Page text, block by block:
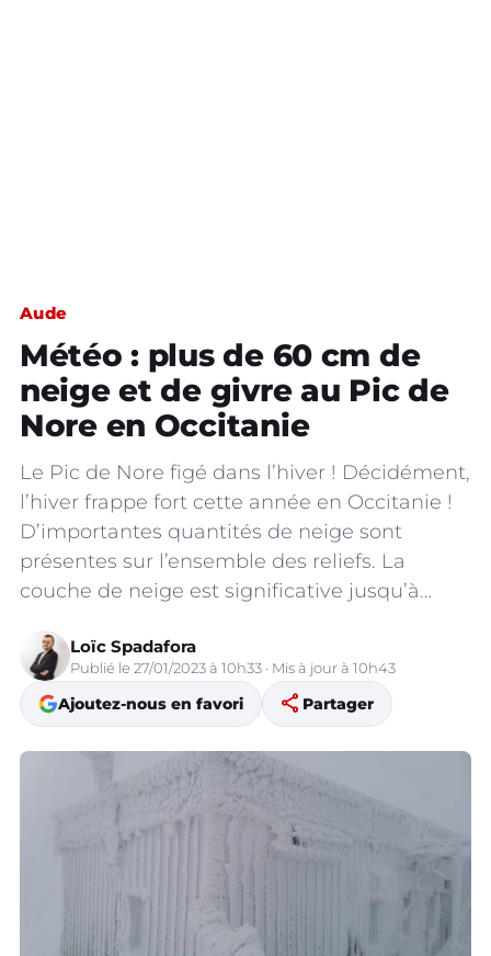
Aude
Météo : plus de 60 cm de
neige et de givre au Pic de
Nore en Occitanie
Le Pic de Nore figé dans l’hiver ! Décidément,
l’hiver frappe fort cette année en Occitanie !
D’importantes quantités de neige sont
présentes sur l’ensemble des reliefs. La
couche de neige est significative jusqu’à…
Loïc Spadafora
Publié le 27/01/2023 à 10h33 · Mis à jour à 10h43
Ajoutez-nous en favori share Partager